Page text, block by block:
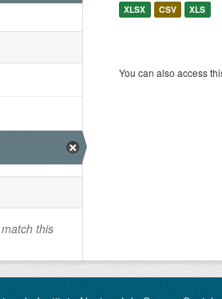
this
XLSX CSV XLS
You can also access